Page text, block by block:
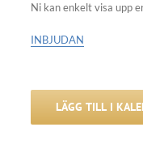
Ni kan enkelt visa upp
INBJUDAN
LÄGG TILL I